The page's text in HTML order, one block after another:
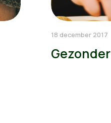
18 december 2017
Gezonder